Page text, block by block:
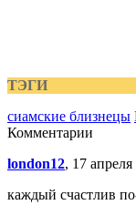
ТЭГИ
сиамские близнецы
Комментарии
london12, 17
каждый счастлив